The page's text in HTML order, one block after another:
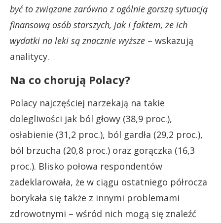
być to związane zarówno z ogólnie gorszą sytuacją
finansową osób starszych, jak i faktem, że ich
wydatki na leki są znacznie wyższe – wskazują
analitycy.
Na co chorują Polacy?
Polacy najczęściej narzekają na takie
dolegliwości jak ból głowy (38,9 proc.),
osłabienie (31,2 proc.), ból gardła (29,2 proc.),
ból brzucha (20,8 proc.) oraz gorączka (16,3
proc.). Blisko połowa respondentów
zadeklarowała, że w ciągu ostatniego półrocza
borykała się także z innymi problemami
zdrowotnymi – wśród nich mogą się znaleźć